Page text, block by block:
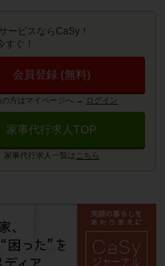
ービスならCaSy！
すぐ！
会員登録 (無料)
の方はマイページへ → ログイン
家事代行求人TOP
家事代行求人一覧は こちら